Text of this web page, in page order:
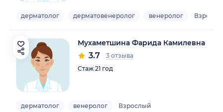
дерматолог дерматовенеролог венеролог
Мухаметшина Фарида Камилевна
3.7
3 отзыва
Стаж 21 год
дерматолог венеролог Взрослый